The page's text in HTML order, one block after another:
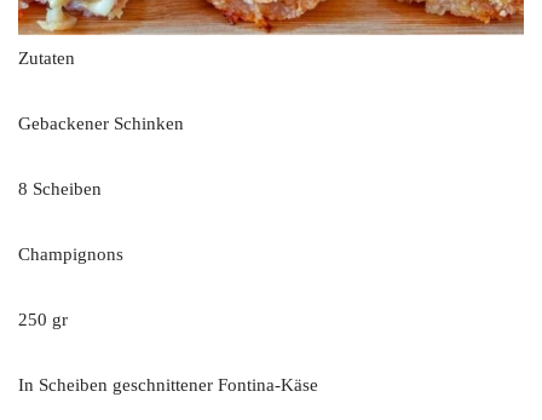
Zutaten
Gebackener Schinken
8 Scheiben
Champignons
250 gr
In Scheiben geschnittener Fontina-Käse